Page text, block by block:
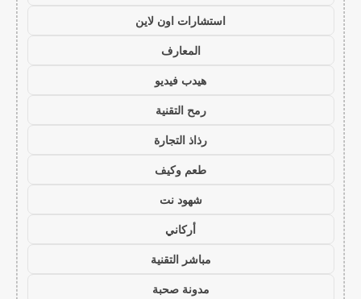
استشارات اون لاين
المعارف
هيدب فيديو
رمح التقنية
رذاذ التجارة
طعم وكيف
شهود نت
أركاني
مباشر التقنية
مدونة صحبة